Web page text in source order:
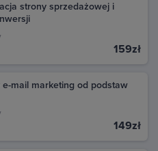
strony sprzedażowej i
159zł
e-mail marketing od podstaw
149zł